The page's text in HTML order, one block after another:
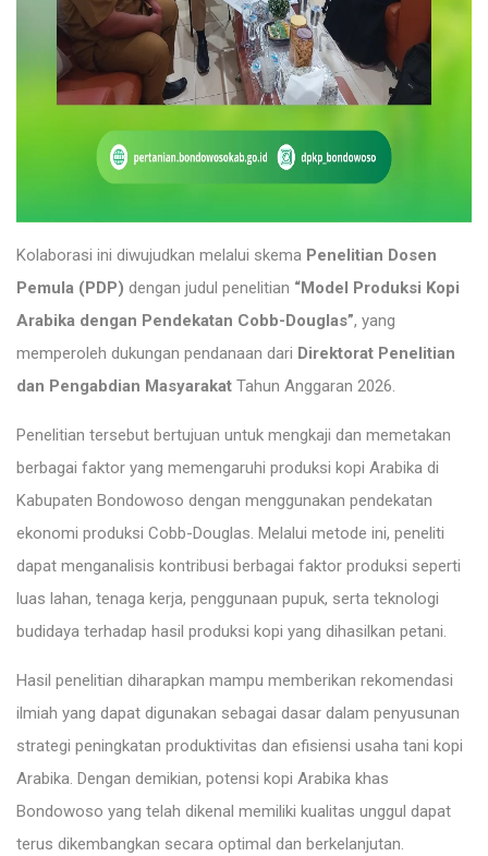
Kolaborasi ini diwujudkan melalui skema Penelitian Dosen
Pemula (PDP) dengan judul penelitian “Model Produksi Kopi
Arabika dengan Pendekatan Cobb-Douglas”, yang
memperoleh dukungan pendanaan dari Direktorat Penelitian
dan Pengabdian Masyarakat Tahun Anggaran 2026.
Penelitian tersebut bertujuan untuk mengkaji dan memetakan
berbagai faktor yang memengaruhi produksi kopi Arabika di
Kabupaten Bondowoso dengan menggunakan pendekatan
ekonomi produksi Cobb-Douglas. Melalui metode ini, peneliti
dapat menganalisis kontribusi berbagai faktor produksi seperti
luas lahan, tenaga kerja, penggunaan pupuk, serta teknologi
budidaya terhadap hasil produksi kopi yang dihasilkan petani.
Hasil penelitian diharapkan mampu memberikan rekomendasi
ilmiah yang dapat digunakan sebagai dasar dalam penyusunan
strategi peningkatan produktivitas dan efisiensi usaha tani kopi
Arabika. Dengan demikian, potensi kopi Arabika khas
Bondowoso yang telah dikenal memiliki kualitas unggul dapat
terus dikembangkan secara optimal dan berkelanjutan.